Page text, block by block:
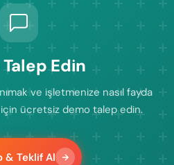
Edin
ve işletmenize nasıl fayda
için ücretsiz demo talep edin.
& Teklif Al